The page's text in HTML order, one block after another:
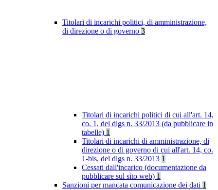
Titolari di incarichi politici, di amministrazione,
di direzione o di governo 3
Titolari di incarichi politici di cui all'art. 14,
co. 1, del dlgs n. 33/2013 (da pubblicare in
tabelle) 1
Titolari di incarichi di amministrazione, di
direzione o di governo di cui all'art. 14, co.
1-bis, del dlgs n. 33/2013 1
Cessati dall'incarico (documentazione da
pubblicare sul sito web) 1
Sanzioni per mancata comunicazione dei dati 1